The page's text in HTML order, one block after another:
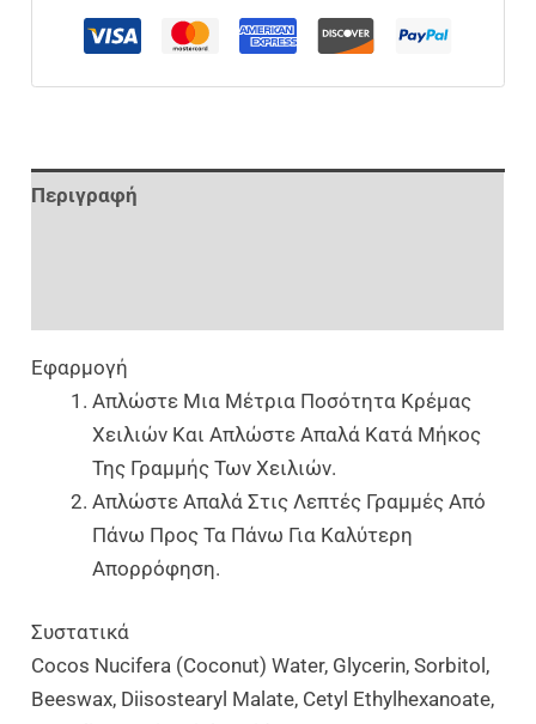
Περιγραφή
Εφαρμογή
Απλώστε Μια Μέτρια Ποσότητα Κρέμας
Χειλιών Και Απλώστε Απαλά Κατά Μήκος
Της Γραμμής Των Χειλιών.
Απλώστε Απαλά Στις Λεπτές Γραμμές Από
Πάνω Προς Τα Πάνω Για Καλύτερη
Απορρόφηση.
Συστατικά
Cocos Nucifera (Coconut) Water, Glycerin, Sorbitol,
Beeswax, Diisostearyl Malate, Cetyl Ethylhexanoate,